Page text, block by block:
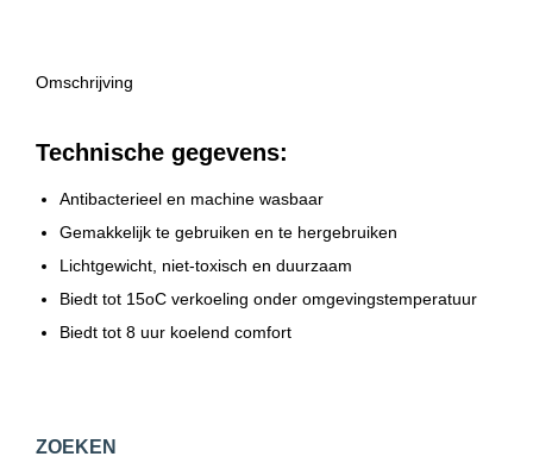
Omschrijving
Technische gegevens:
Antibacterieel en machine wasbaar
Gemakkelijk te gebruiken en te hergebruiken
Lichtgewicht, niet-toxisch en duurzaam
Biedt tot 15oC verkoeling onder omgevingstemperatuur
Biedt tot 8 uur koelend comfort
ZOEKEN